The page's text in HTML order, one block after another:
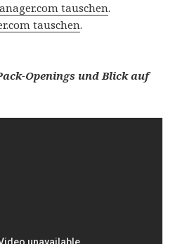
tauschen.
tauschen.
Openings und Blick auf